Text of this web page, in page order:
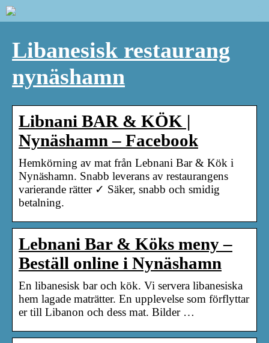
Libanesisk restaurang
nynäshamn
Libnani BAR & KÖK |
Nynäshamn – Facebook
Hemkörning av mat från Lebnani Bar & Kök i
Nynäshamn. Snabb leverans av restaurangens
varierande rätter ✓ Säker, snabb och smidig
betalning.
Lebnani Bar & Köks meny –
Beställ online i Nynäshamn
En libanesisk bar och kök. Vi servera libanesiska
hem lagade maträtter. En upplevelse som förflyttar
er till Libanon och dess mat. Bilder …